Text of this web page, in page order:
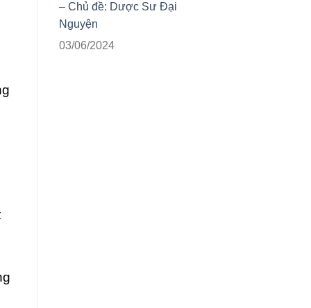
– Chủ đề: Dược Sư Đại
Nguyện
03/06/2024